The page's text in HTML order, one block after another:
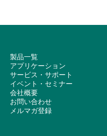
製品一覧
アプリケーション
サービス・サポート
イベント・セミナー
会社概要
お問い合わせ
メルマガ登録